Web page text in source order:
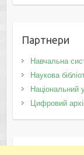
Партнери
Навчальна
Наукова
Національний
Цифровий